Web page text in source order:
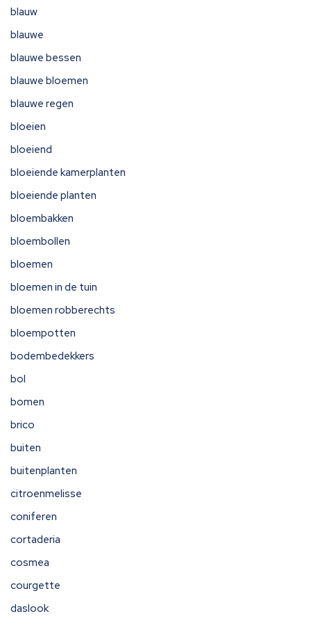
blauw
blauwe
blauwe bessen
blauwe bloemen
blauwe regen
bloeien
bloeiend
bloeiende kamerplanten
bloeiende planten
bloembakken
bloembollen
bloemen
bloemen in de tuin
bloemen robberechts
bloempotten
bodembedekkers
bol
bomen
brico
buiten
buitenplanten
citroenmelisse
coniferen
cortaderia
cosmea
courgette
daslook